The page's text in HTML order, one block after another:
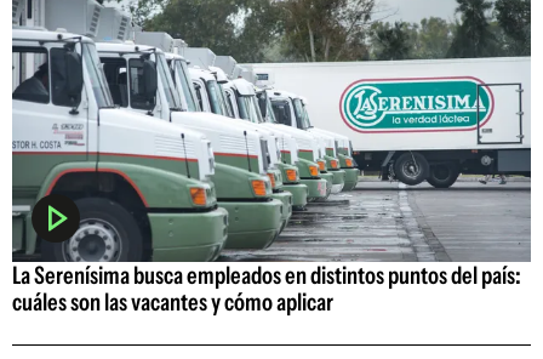
La Serenísima busca empleados en distintos puntos del país:
cuáles son las vacantes y cómo aplicar